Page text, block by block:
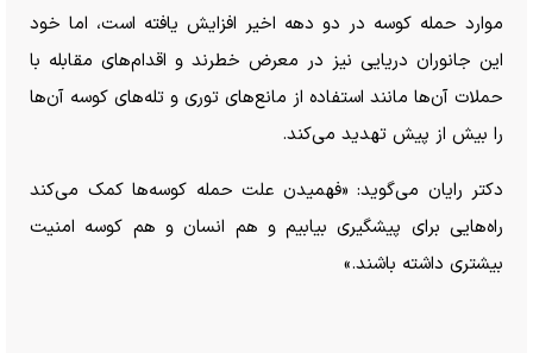
موارد حمله کوسه در دو دهه اخیر افزایش یافته است، اما خود
این جانوران دریایی نیز در معرض خطرند و اقدام‌های مقابله با
حملات آن‌ها مانند استفاده از مانع‌های توری و تله‌های کوسه آن‌ها
را بیش از پیش تهدید می‌کند.
دکتر رایان می‌گوید: «فهمیدن علت حمله کوسه‌ها کمک می‌کند
راه‌هایی برای پیشگیری بیابیم و هم انسان و هم کوسه امنیت
بیشتری داشته باشند.»